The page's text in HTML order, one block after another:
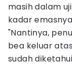
masih dalam
kadar
"Nantinya,
bea keluar
sudah